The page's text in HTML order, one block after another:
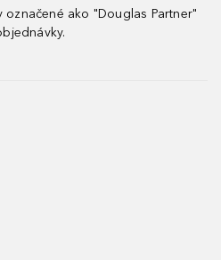
ako "Douglas Partner"